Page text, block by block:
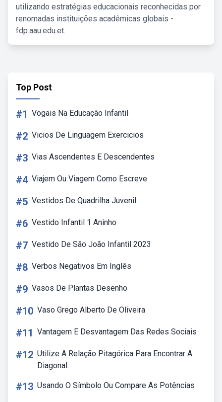
utilizando estratégias educacionais reconhecidas por
renomadas instituições acadêmicas globais -
fdp.aau.edu.et.
Top Post
#1 Vogais Na Educação Infantil
#2 Vicios De Linguagem Exercicios
#3 Vias Ascendentes E Descendentes
#4 Viajem Ou Viagem Como Escreve
#5 Vestidos De Quadrilha Juvenil
#6 Vestido Infantil 1 Aninho
#7 Vestido De São João Infantil 2023
#8 Verbos Negativos Em Inglês
#9 Vasos De Plantas Desenho
#10 Vaso Grego Alberto De Oliveira
#11 Vantagem E Desvantagem Das Redes Sociais
#12 Utilize A Relação Pitagórica Para Encontrar A
Diagonal.
#13 Usando O Símbolo Ou Compare As Potências